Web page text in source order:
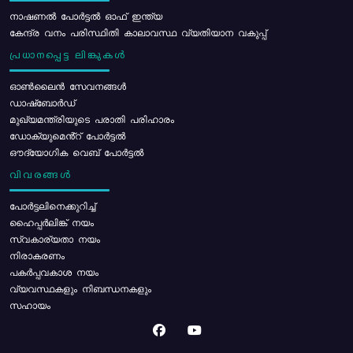
നാഷണൽ പോർട്ടൽ ഓഫ് ഇന്ത്യ
കേന്ദ്ര വനം പരിസ്ഥിതി കാലാവസ്ഥ വ്യതിയാന വകുപ്പ്
പ്രധാനപ്പെട്ട ലിങ്കുകൾ
ഓൺലൈൻ സേവനങ്ങൾ
ഡാഷ്ബോർഡ്
മുഖ്യമന്ത്രിയുടെ പരാതി പരിഹാരം
ഡോക്യുമെൻ്റ് പോർട്ടൽ
ഔദ്യോഗിക വെബ് പോർട്ടൽ
വിവരങ്ങൾ
പോര്‍ട്ടലിനെക്കുറിച്ച്
ഹൈപ്പർലിങ്ക് നയം
സ്വകാര്യതാ നയം
നിരാകരണം
പകർപ്പവകാശ നയം
വ്യവസ്ഥകളും നിബന്ധനകളും
സഹായം